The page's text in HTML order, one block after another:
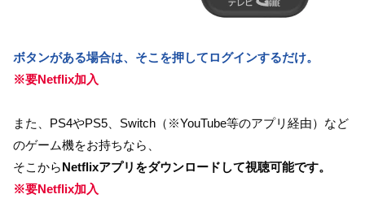
ボタンがある場合は、そこを押してログインするだけ。
※要Netflix加入
また、PS4やPS5、Switch（※YouTube等のアプリ経由）など
のゲーム機をお持ちなら、
そこからNetflixアプリをダウンロードして視聴可能です。
※要Netflix加入